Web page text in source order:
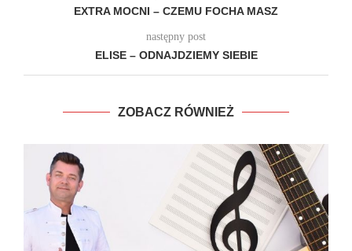
EXTRA MOCNI – CZEMU FOCHA MASZ
następny post
ELISE – ODNAJDZIEMY SIEBIE
ZOBACZ RÓWNIEŻ